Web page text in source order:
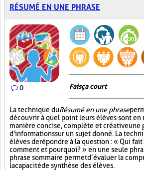
RÉSUMÉ EN UNE PHRASE
0 Fais ça court
La technique duRésumé en une phrase
découvrir à quel point leurs élèves sont en
manière concise, complète et créative une
d'informations sur un sujet donné. La
élèves de répondre à la question : « Qui
comment et pourquoi? » en une seule
phrase sommaire permet d’évaluer la
la capacité de synthèse des élèves.